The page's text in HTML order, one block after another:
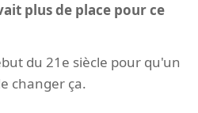
plus de place pour ce
du 21e siècle pour qu'un
changer ça.